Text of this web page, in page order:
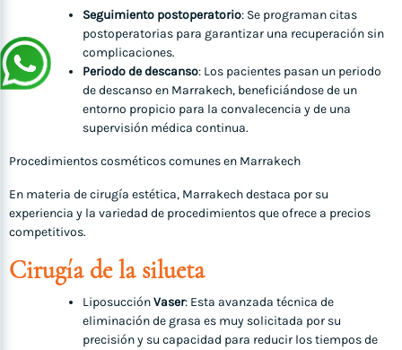
Seguimiento postoperatorio: Se programan citas
postoperatorias para garantizar una recuperación sin
complicaciones.
Periodo de descanso: Los pacientes pasan un periodo
de descanso en Marrakech, beneficiándose de un
entorno propicio para la convalecencia y de una
supervisión médica continua.
Procedimientos cosméticos comunes en Marrakech
En materia de cirugía estética, Marrakech destaca por su
experiencia y la variedad de procedimientos que ofrece a precios
competitivos.
Cirugía de la silueta
LiposucciónVaser: Esta avanzada técnica de
eliminación de grasa es muy solicitada por su
precisión y su capacidad para reducir los tiempos de